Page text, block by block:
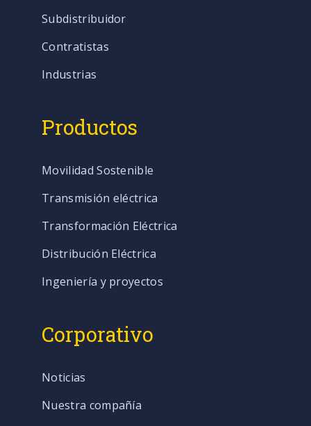
Subdistribuidor
Contratistas
Industrias
Productos
Movilidad Sostenible
Transmisión eléctrica
Transformación Eléctrica
Distribución Eléctrica
Ingeniería y proyectos
Corporativo
Noticias
Nuestra compañía